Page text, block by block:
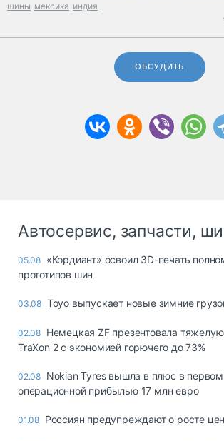
шины мексика индия
ОБСУДИТЬ
Автосервис, запчасти,
05.08 «Кордиант» освоил 3D-печать
прототипов шин
03.08 Toyo выпускает новые зимние
02.08 Немецкая ZF презентовала
TraXon 2 с экономией горючего до 73%
02.08 Nokian Tyres вышла в плюс в первом
операционной прибылью 17 млн евро
01.08 Россиян предупреждают о росте